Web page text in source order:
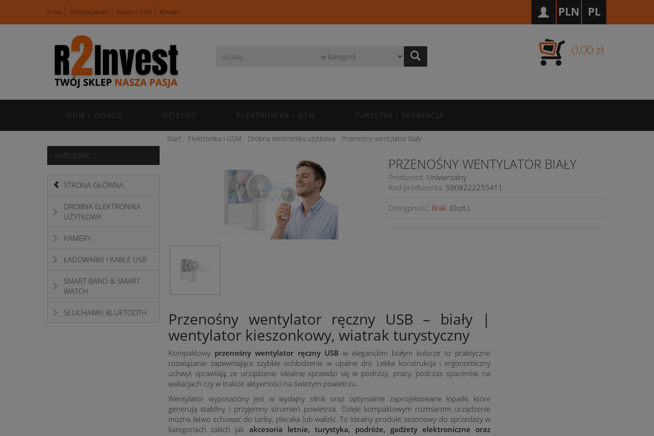
O nas Polityka jakości Import z Chin Kontakt PL
PLN
0,00 zł
DOM I OGRÓD DZIECKO ELEKTRONIKA I GSM TURYSTKA I REKREACJA
Start Elektronika i GSM Drobna elektronika użytkowa Przenośny wentylator biały
PRZENOŚNY WENTYLATOR BIAŁY
Producent: Uniwersalny
Kod producenta: 5908222255411
Dostępność: Brak (0szt.)
Przenośny wentylator ręczny USB – biały |
wentylator kieszonkowy, wiatrak turystyczny
Kompaktowy przenośny wentylator ręczny USB w eleganckim białym kolorze to praktyczne
rozwiązanie zapewniające szybkie ochłodzenie w upalne dni. Lekka konstrukcja i ergonomiczny
uchwyt sprawiają, że urządzenie idealnie sprawdzi się w podróży, pracy, podczas spacerów, na
wakacjach czy w trakcie aktywności na świeżym powietrzu.
Wentylator wyposażony jest w wydajny silnik oraz optymalnie zaprojektowane łopatki, które
generują stabilny i przyjemny strumień powietrza. Dzięki kompaktowym rozmiarom urządzenie
można łatwo schować do torby, plecaka lub walizki. To idealny produkt sezonowy do sprzedaży w
kategoriach takich jak akcesoria letnie, turystyka, podróże, gadżety elektroniczne oraz
KATEGORIE
STRONA GŁÓWNA
DROBNA ELEKTRONIKA
UŻYTKOWA
KAMERY
ŁADOWARKI I KABLE USB
SMART BAND & SMART
WATCH
SŁUCHAWKI BLUETOOTH